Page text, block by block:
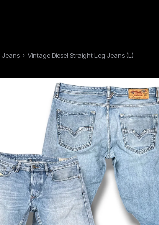
Jeans › Vintage Diesel Straight Leg Jeans (L)